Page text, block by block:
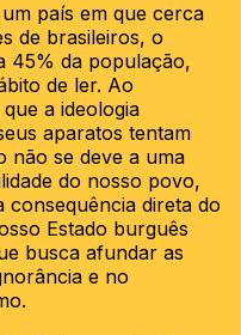
país em que cerca
de brasileiros, o
45% da população,
de ler. Ao
a ideologia
aparatos tentam
não se deve a uma
do nosso povo,
consequência direta do
Estado burguês
busca afundar as
e no